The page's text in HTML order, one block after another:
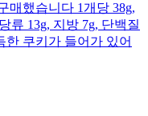
매했습니다 1개당 38g,
류 13g, 지방 7g, 단백질
한 쿠키가 들어가 있어